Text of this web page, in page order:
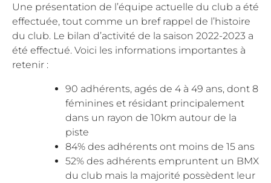
Une présentation de l’équipe actuelle du club a été
effectuée, tout comme un bref rappel de l’histoire
du club. Le bilan d’activité de la saison 2022-2023 a
été effectué. Voici les informations importantes à
retenir :
90 adhérents, agés de 4 à 49 ans, dont 8
féminines et résidant principalement
dans un rayon de 10km autour de la
piste
84% des adhérents ont moins de 15 ans
52% des adhérents empruntent un BMX
du club mais la majorité possèdent leur